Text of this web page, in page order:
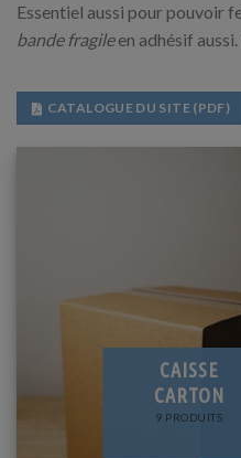
Essentiel aussi pour pouvoir
bande fragileen adhésif
CATALOGUE DU SITE (PDF)
CAISSE
CARTON
9 PRODUITS